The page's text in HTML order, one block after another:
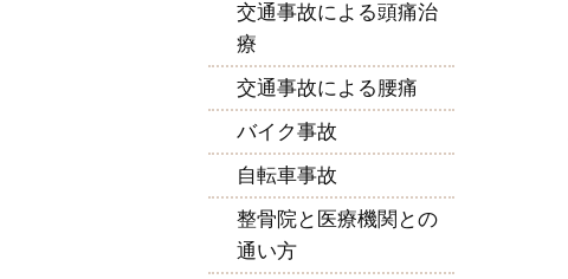
交通事故による頭痛治
療
交通事故による腰痛
バイク事故
自転車事故
整骨院と医療機関との
通い方